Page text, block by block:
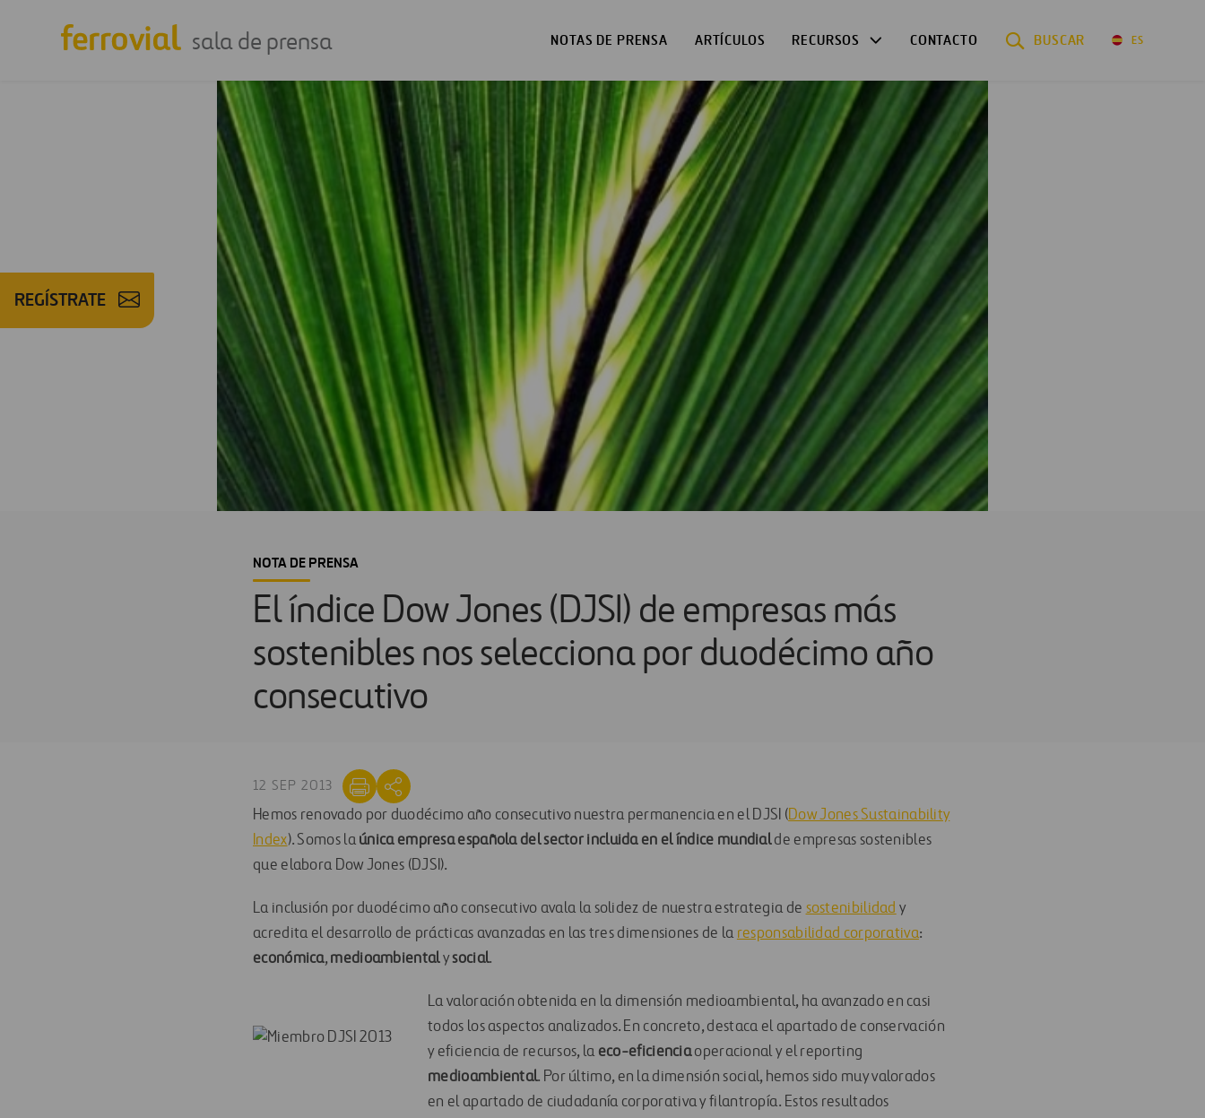
sala de prensa NOTAS DE PRENSA ARTÍCULOS RECURSOS CONTACTO BUSCAR ES
REGÍSTRATE
NOTA DE PRENSA
El índice Dow Jones (DJSI) de empresas más
sostenibles nos selecciona por duodécimo año
consecutivo
12 SEP 2013
Hemos renovado por duodécimo año consecutivo nuestra permanencia en el DJSI (Dow Jones Sustainability
Index). Somos la única empresa española del sector incluida en el índice mundialde empresas sostenibles
que elabora Dow Jones (DJSI).
La inclusión por duodécimo año consecutivo avala la solidez de nuestra estrategia de sostenibilidad y
acredita el desarrollo de prácticas avanzadas en las tres dimensiones de la responsabilidad corporativa:
económica,medioambientalysocial.
La valoración obtenida en la dimensión medioambiental, ha avanzado en casi
todos los aspectos analizados. En concreto, destaca el apartado de conservación
y eficiencia de recursos, la eco-eficienciaoperacional y el reporting
medioambiental. Por último, en la dimensión social, hemos sido muy valorados
en el apartado de ciudadanía corporativa y filantropía. Estos resultados